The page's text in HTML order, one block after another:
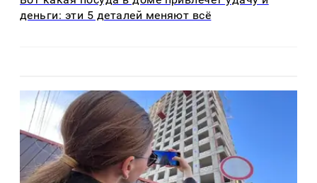
деньги: эти 5 деталей меняют всё